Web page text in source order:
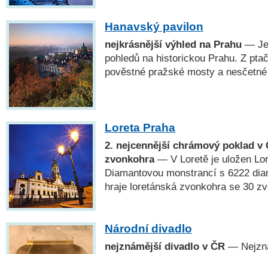
Hanavský pavilon
nejkrásnější výhled na Prahu —
pohledů na historickou Prahu. Z
pověstné pražské mosty a
Loreta Praha
2. nejcennější chrámový poklad v
zvonkohra— V Loretě je uložen
Diamantovou monstrancí s 6222
hraje loretánská zvonkohra se 30
Národní divadlo
nejznámější divadlo v ČR —